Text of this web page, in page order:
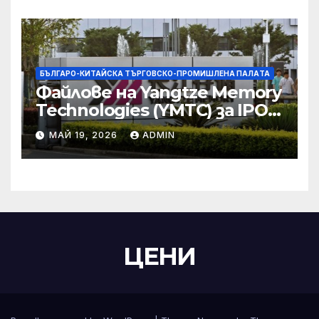
БЪЛГАРО-КИТАЙСКА ТЪРГОВСКО-ПРОМИШЛЕНА ПАЛAТА
Файлове на Yangtze Memory
Technologies (YMTC) за IPO
на STAR Market
МАЙ 19, 2026 ADMIN
ЦЕНИ